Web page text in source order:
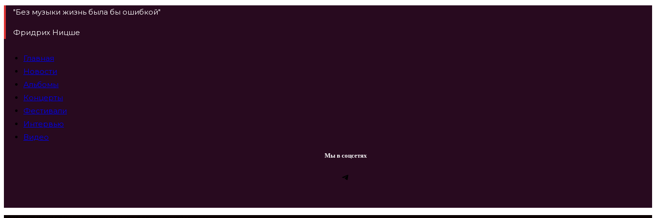
страницу
"Без музыки жизнь была бы ошибкой"
Фридрих Ницше
Главная
Новости
Альбомы
Концерты
Фестивали
Интервью
Видео
Мы в соцсетях
Telegram